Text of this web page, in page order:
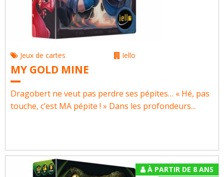
Jeux de cartes Iello
MY GOLD MINE
Dragobert ne veut pas perdre ses pépites… « Hé, pas
touche, c’est MA pépite ! » Dans les profondeurs...
À PARTIR DE 8 ANS